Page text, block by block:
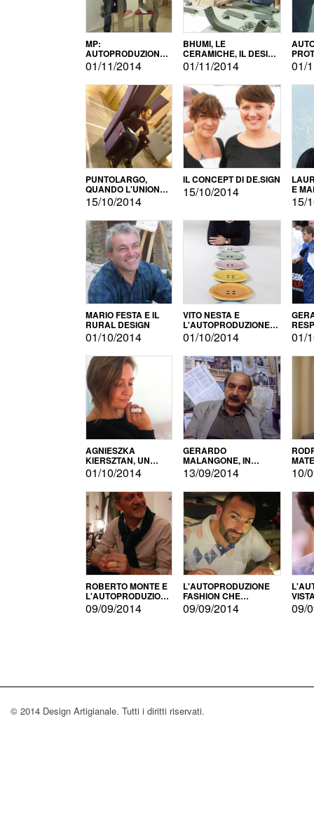
MP:
AUTOPRODUZIONE
E INNOVAZIONE
01/11/2014
BHUMI, LE
CERAMICHE, IL DESIGN
E L'AUTOPRODUZIONE
01/11/2014 01/
PUNTOLARGO,
QUANDO L'UNIONE
FA LA FORZA E
VINCE
15/10/2014
IL CONCEPT DI DE.SIGN
15/10/2014 E
15/
MARIO FESTA E IL
RURAL DESIGN
01/10/2014
VITO NESTA E
L'AUTOPRODUZIONE
COME RECUPERO DEI
SIMBOLI
01/10/2014 01/
AGNIESZKA
KIERSZTAN, UN
MODELLO DI
AUTOPRODUZIONE
01/10/2014
GERARDO
MALANGONE, IN
GIURIA PER IL
CONCORSO
LETTERARIO
13/09/2014 10/
ROBERTO MONTE E
L'AUTOPRODUZIONE
CON IL CENSIMENTO
09/09/2014
L'AUTOPRODUZIONE
FASHION CHE
CONQUISTA GLI USA
09/09/2014 09/
© 2014 Design Artigianale. Tutti i diritti riservati.